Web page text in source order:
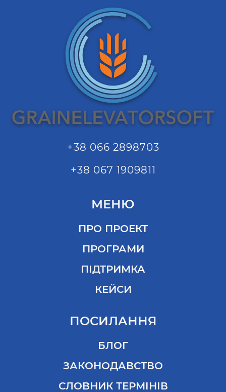
+38 066 2898703
+38 067 1909811
МЕНЮ
ПРО ПРОЕКТ
ПРОГРАМИ
ПІДТРИМКА
КЕЙСИ
ПОСИЛАННЯ
БЛОГ
ЗАКОНОДАВСТВО
СЛОВНИК ТЕРМІНІВ